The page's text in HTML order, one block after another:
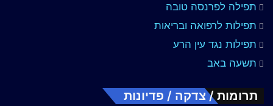
תפילה לפרנסה טובה
תפילות לרפואה ובריאות
תפילות נגד עין הרע
תשעה באב
תרומות / צדקה / פדיונות